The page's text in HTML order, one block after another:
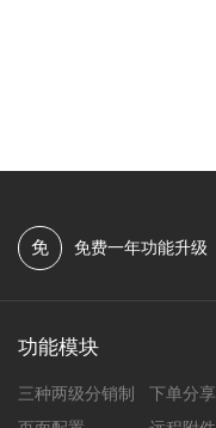
免 免费一年功能升级
功能模块
三种两级分销制 下单分享